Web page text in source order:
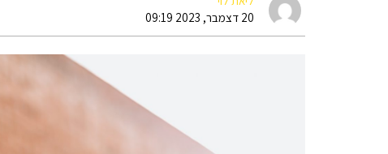
20 דצמבר, 2023 09:19